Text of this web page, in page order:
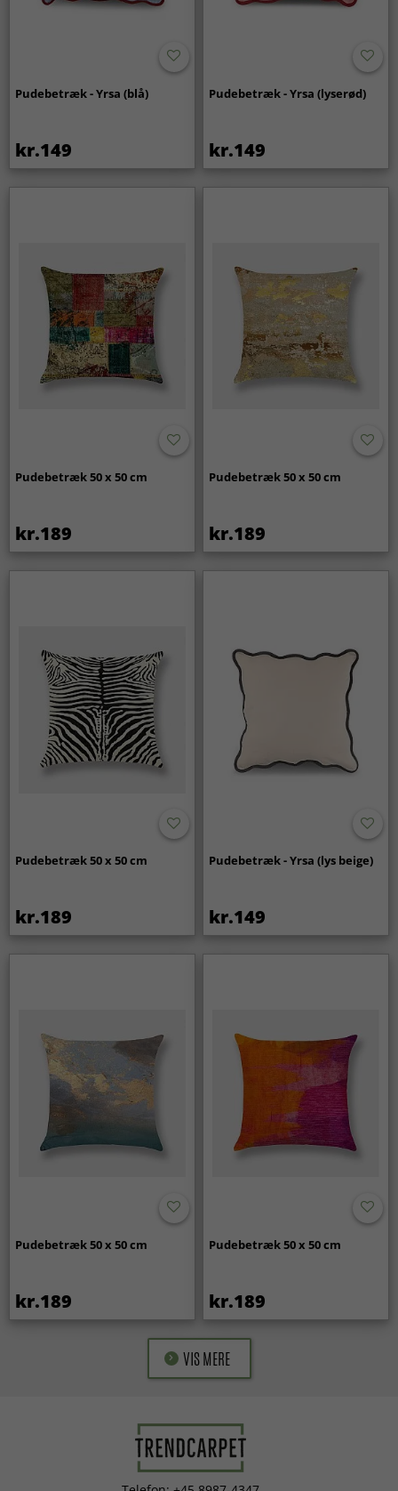
Pudebetræk - Yrsa (blå)
kr.149
Pudebetræk - Yrsa (lyserød)
kr.149
Pudebetræk 50 x 50 cm
kr.189
Pudebetræk 50 x 50 cm
kr.189
Pudebetræk 50 x 50 cm
kr.189
Pudebetræk - Yrsa (lys beige)
kr.149
Pudebetræk 50 x 50 cm
kr.189
Pudebetræk 50 x 50 cm
kr.189
VIS MERE